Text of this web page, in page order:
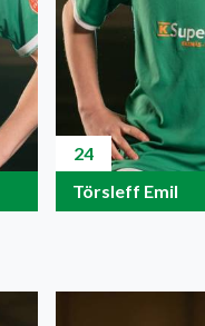
24
Törsleff Emil